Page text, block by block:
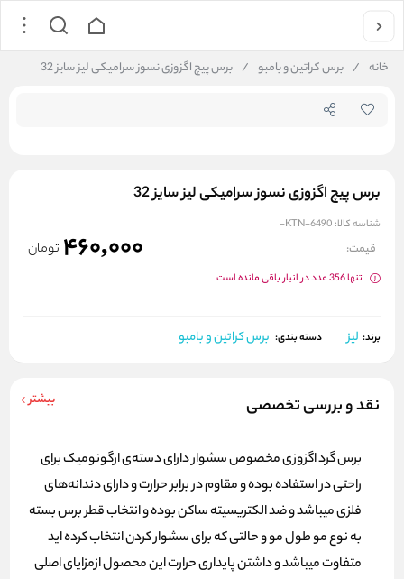
خانه / برس کراتین و بامبو / برس پیچ اگزوزی نسوز سرامیکی لیز سایز 32
برس پیچ اگزوزی نسوز سرامیکی لیز سایز 32
شناسه کالا: KTN-6490-
قیمت: 460,000 تومان
تنها 356 عدد در انبار باقی مانده است
برند: لیز دسته بندی: برس کراتین و بامبو
نقد و بررسی تخصصی بیشتر
برس گرد اگزوزی مخصوص سشوار دارای دسته‌ی ارگونومیک برای
راحتی در استفاده بوده و مقاوم در برابر حرارت و دارای دندانه‌های
فلزی میباشد و ضد الکتریسیته ساکن بوده و انتخاب قطر برس بسته
به نوع مو طول مو و حالتی که برای سشوار کردن انتخاب کرده اید
متفاوت میباشد و داشتن پایداری حرارت این محصول ازمزایای اصلی